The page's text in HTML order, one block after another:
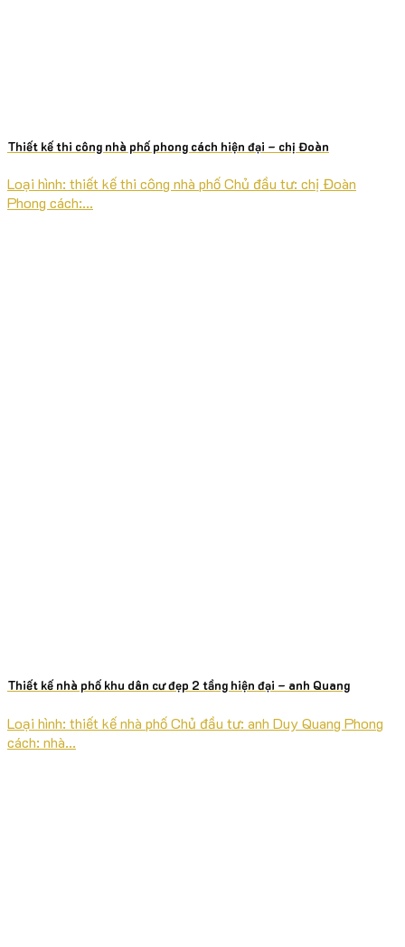
Thiết kế thi công nhà phố phong cách hiện đại – chị Đoàn
Loại hình: thiết kế thi công nhà phố Chủ đầu tư: chị Đoàn
Phong cách:...
Thiết kế nhà phố khu dân cư đẹp 2 tầng hiện đại – anh Quang
Loại hình: thiết kế nhà phố Chủ đầu tư: anh Duy Quang Phong
cách: nhà...